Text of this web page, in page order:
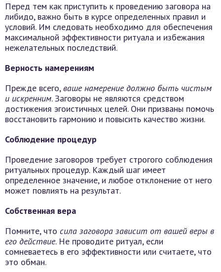
Перед тем как приступить к проведению заговора на
либидо, важно быть в курсе определенных правил и
условий. Им следовать необходимо для обеспечения
максимальной эффективности ритуала и избежания
нежелательных последствий.
Верность намерениям
Прежде всего,ваше намерение должно быть чистым
и искренним. Заговоры не являются средством
достижения эгоистичных целей. Они призваны помочь
восстановить гармонию и повысить качество жизни.
Соблюдение процедур
Проведение заговоров требует строгого соблюдения
ритуальных процедур. Каждый шаг имеет
определенное значение, и любое отклонение от него
может повлиять на результат.
Собственная вера
Помните, что сила заговора зависит от вашей веры в
его действие. Не проводите ритуал, если
сомневаетесь в его эффективности или считаете, что
это обман.